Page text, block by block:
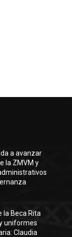
a avanzar
la ZMVM y
la Beca Rita
uniformes
Claudia